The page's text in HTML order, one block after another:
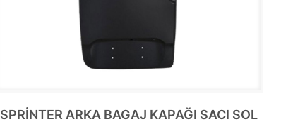
SPRİNTER ARKA BAGAJ KAPAĞI SACI SOL